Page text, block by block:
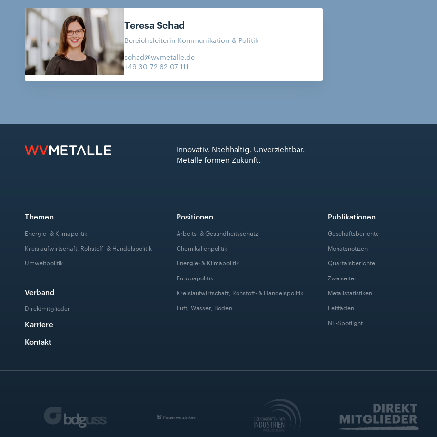
TeresaSchad
Bereichsleiterin Kommunikation & Politik
schad@wvmetalle.de
+49 30 72 62 07 111
Innovativ. Nachhaltig. Unverzichtbar.
Metalle formen Zukunft.
Themen
Energie- & Klimapolitik
Kreislaufwirtschaft, Rohstoff- & Handelspolitik
Umweltpolitik
Verband
Direktmitglieder
Karriere
Kontakt
Positionen
Arbeits- & Gesundheitsschutz
Chemikalienpolitik
Energie- & Klimapolitik
Europapolitik
Kreislaufwirtschaft, Rohstoff- & Handelspolitik
Luft, Wasser, Boden
Publikationen
Geschäftsberichte
Monatsnotizen
Quartalsberichte
Zweiseiter
Metallstatistiken
Leitfäden
NE-Spotlight